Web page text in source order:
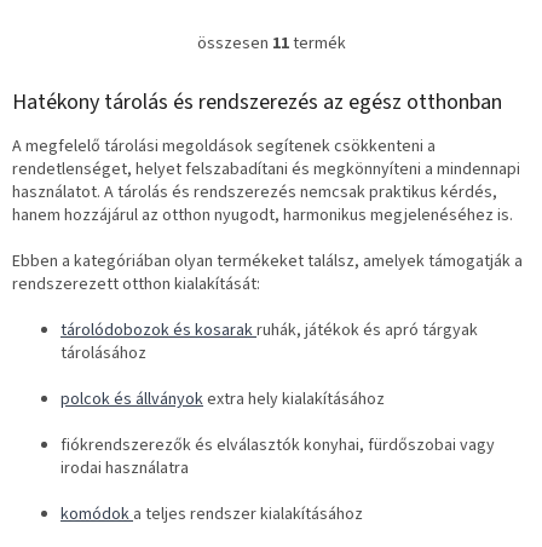
L
s
a
i
r
á
y
á
l
m
összesen 11termék
Hatékony tárolás és rendszerezés az egész otthonban
A megfelelő tárolási megoldások segítenek csökkenteni a
rendetlenséget, helyet felszabadítani és megkönnyíteni a mindennapi
használatot. A tárolás és rendszerezés nemcsak praktikus kérdés,
hanem hozzájárul az otthon nyugodt, harmonikus megjelenéséhez is.
Ebben a kategóriában olyan termékeket találsz, amelyek támogatják a
rendszerezett otthon kialakítását:
tárolódobozok és kosarakruhák, játékok és apró tárgyak
tárolásához
polcok és állványokextra hely kialakításához
fiókrendszerezők és elválasztók konyhai, fürdőszobai vagy
irodai használatra
komódoka teljes rendszer kialakításához